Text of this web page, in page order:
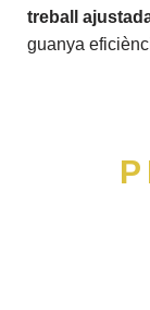
treball
guanya